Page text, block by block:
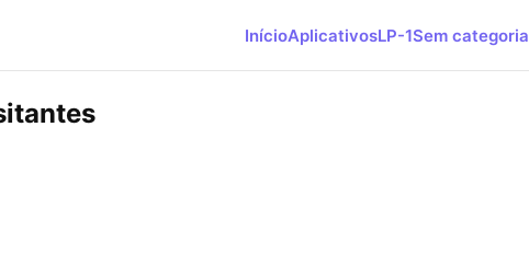
InícioAplicativosLP-1Sem categoria